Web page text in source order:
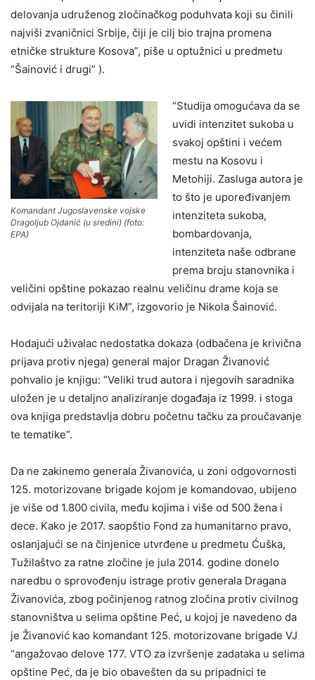
delovanja udruženog zločinačkog poduhvata koji su činili
najviši zvaničnici Srbije, čiji je cilj bio trajna promena
etničke strukture Kosova”, piše u optužnici u predmetu
“Šainović i drugi” ).
Komandant Jugoslavenske vojske
Dragoljub Ojdanić (u sredini) (foto:
EPA)
“Studija omogućava da se
uvidi intenzitet sukoba u
svakoj opštini i većem
mestu na Kosovu i
Metohiji. Zasluga autora je
to što je upoređivanjem
intenziteta sukoba,
bombardovanja,
intenziteta naše odbrane
prema broju stanovnika i
veličini opštine pokazao realnu veličinu drame koja se
odvijala na teritoriji KiM”, izgovorio je Nikola Šainović.
Hodajući uživalac nedostatka dokaza (odbačena je krivična
prijava protiv njega) general major Dragan Živanović
pohvalio je knjigu: “Veliki trud autora i njegovih saradnika
uložen je u detaljno analiziranje događaja iz 1999. i stoga
ova knjiga predstavlja dobru početnu tačku za proučavanje
te tematike”.
Da ne zakinemo generala Živanovića, u zoni odgovornosti
125. motorizovane brigade kojom je komandovao, ubijeno
je više od 1.800 civila, među kojima i više od 500 žena i
dece. Kako je 2017. saopštio Fond za humanitarno pravo,
oslanjajući se na činjenice utvrđene u predmetu Ćuška,
Tužilaštvo za ratne zločine je jula 2014. godine donelo
naredbu o sprovođenju istrage protiv generala Dragana
Živanovića, zbog počinjenog ratnog zločina protiv civilnog
stanovništva u selima opštine Peć, u kojoj je navedeno da
je Živanović kao komandant 125. motorizovane brigade VJ
“angažovao delove 177. VTO za izvršenje zadataka u selima
opštine Peć, da je bio obavešten da su pripadnici te